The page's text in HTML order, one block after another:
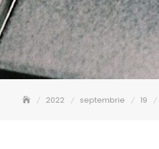
2022 septembrie 19